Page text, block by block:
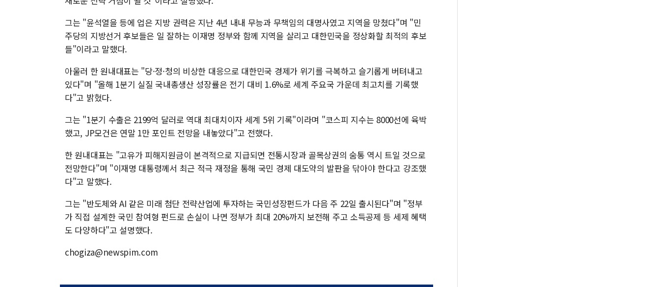
그는 "윤석열을 등에 업은 지방 권력은 지난 4년 내내 무능과 무책임의 대명사였고 지역을 망쳤다"며 "민
주당의 지방선거 후보들은 일 잘하는 이재명 정부와 함께 지역을 살리고 대한민국을 정상화할 최적의 후보
들"이라고 말했다.
아울러 한 원내대표는 "당·정·청의 비상한 대응으로 대한민국 경제가 위기를 극복하고 슬기롭게 버텨내고
있다"며 "올해 1분기 실질 국내총생산 성장률은 전기 대비 1.6%로 세계 주요국 가운데 최고치를 기록했
다"고 밝혔다.
그는 "1분기 수출은 2199억 달러로 역대 최대치이자 세계 5위 기록"이라며 "코스피 지수는 8000선에 육박
했고, JP모건은 연말 1만 포인트 전망을 내놓았다"고 전했다.
한 원내대표는 "고유가 피해지원금이 본격적으로 지급되면 전통시장과 골목상권의 숨통 역시 트일 것으로
전망한다"며 "이재명 대통령께서 최근 적극 재정을 통해 국민 경제 대도약의 발판을 닦아야 한다고 강조했
다"고 말했다.
그는 "반도체와 AI 같은 미래 첨단 전략산업에 투자하는 국민성장펀드가 다음 주 22일 출시된다"며 "정부
가 직접 설계한 국민 참여형 펀드로 손실이 나면 정부가 최대 20%까지 보전해 주고 소득공제 등 세제 혜택
도 다양하다"고 설명했다.
chogiza@newspim.com